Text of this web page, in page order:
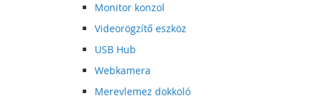
Monitor konzol
Videorögzítő eszköz
USB Hub
Webkamera
Merevlemez dokkoló